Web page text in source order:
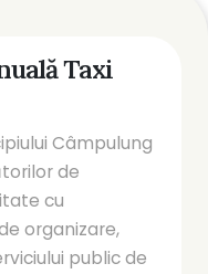
Taxi
Câmpulung
de
cu
organizare,
public de